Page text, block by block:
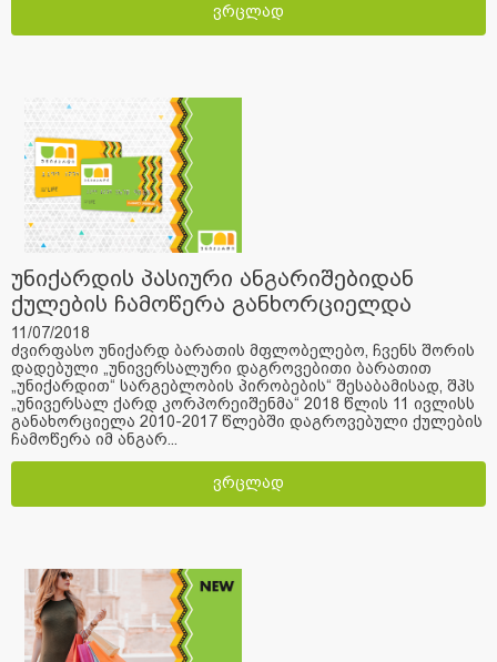
ვრცლად
უნიქარდის პასიური ანგარიშებიდან
ქულების ჩამოწერა განხორციელდა
11/07/2018
ძვირფასო უნიქარდ ბარათის მფლობელებო, ჩვენს შორის
დადებული „უნივერსალური დაგროვებითი ბარათით
„უნიქარდით“ სარგებლობის პირობების“ შესაბამისად, შპს
„უნივერსალ ქარდ კორპორეიშენმა“ 2018 წლის 11 ივლისს
განახორციელა 2010-2017 წლებში დაგროვებული ქულების
ჩამოწერა იმ ანგარ...
ვრცლად